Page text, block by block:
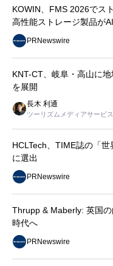
KOWIN、FMS 2026でス
高性能ストレージ製品が
PRNewswire
KNT-CT、岐阜・高山に
を展開
長木 利通
ツーリズムメディアサービ
HCLTech、TIME誌の「
に選出
PRNewswire
Thrupp & Maberly: 英国
時代へ
PRNewswire